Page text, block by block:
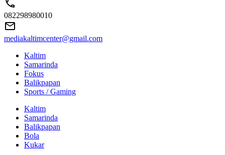
082298980010
mediakaltimcenter@gmail.com
Kaltim
Samarinda
Fokus
Balikpapan
Sports / Gaming
Kaltim
Samarinda
Balikpapan
Bola
Kukar